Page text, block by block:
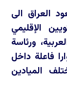
العراق الى
الإقليمي
ورئاسة
فاعلة داخل
الميادين